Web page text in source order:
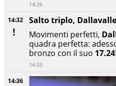
14:36
14:32
Salto triplo,
Movimenti perfetti,
quadra perfetta:
bronzo con il suo 17.24!
14:33
14:26